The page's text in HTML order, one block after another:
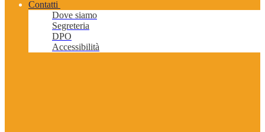
Contatti
Dove siamo
Segreteria
DPO
Accessibilità